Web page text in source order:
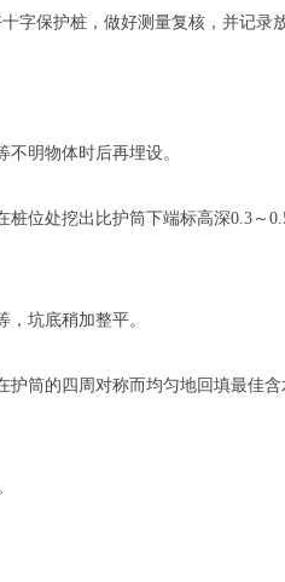
保护桩，做好测量复核，并记录放
明物体时后再埋设。
处挖出比护筒下端标高深0.3～
坑底稍加整平。
筒的四周对称而均匀地回填最佳含